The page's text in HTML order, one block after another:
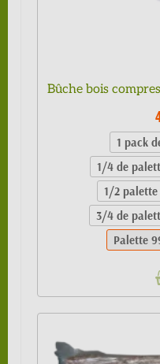
Bûche bois
1 pack
1/4 de
1/2
3/4 de
Palette